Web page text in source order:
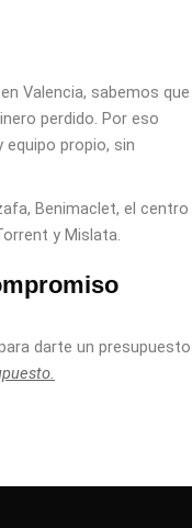
Valencia, sabemos que
perdido. Por eso
propio, sin
Benimaclet, el centro
y Mislata.
darte un presupuesto